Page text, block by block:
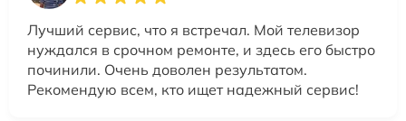
Лучший сервис, что я встречал. Мой телевизор
нуждался в срочном ремонте, и здесь его быстро
починили. Очень доволен результатом.
Рекомендую всем, кто ищет надежный сервис!